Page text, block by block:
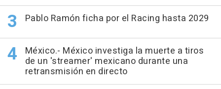
Pablo Ramón ficha por el Racing hasta 2029
México.- México investiga la muerte a tiros
de un 'streamer' mexicano durante una
retransmisión en directo